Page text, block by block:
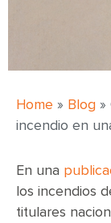
Home » Blog »
incendio en
En una
los incendios
titulares